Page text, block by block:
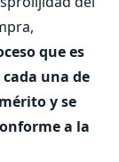
que es
una de
y se
a la